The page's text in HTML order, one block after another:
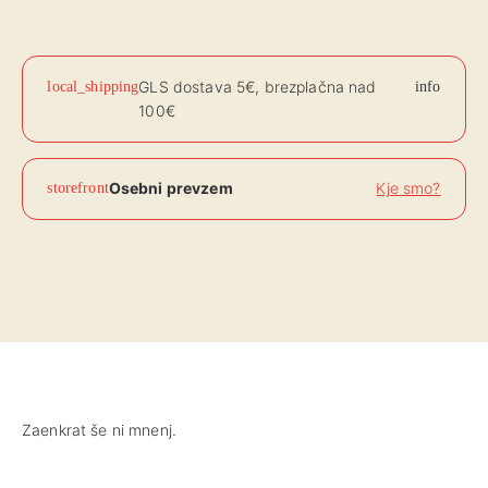
2,
3
količina
local_shippingGLS dostava 5€, brezplačna nad
100€
info
storefrontOsebni prevzem Kje smo?
Zaenkrat še ni mnenj.